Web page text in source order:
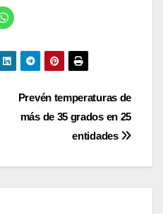
Prevén temperaturas de
más de 35 grados en 25
entidades